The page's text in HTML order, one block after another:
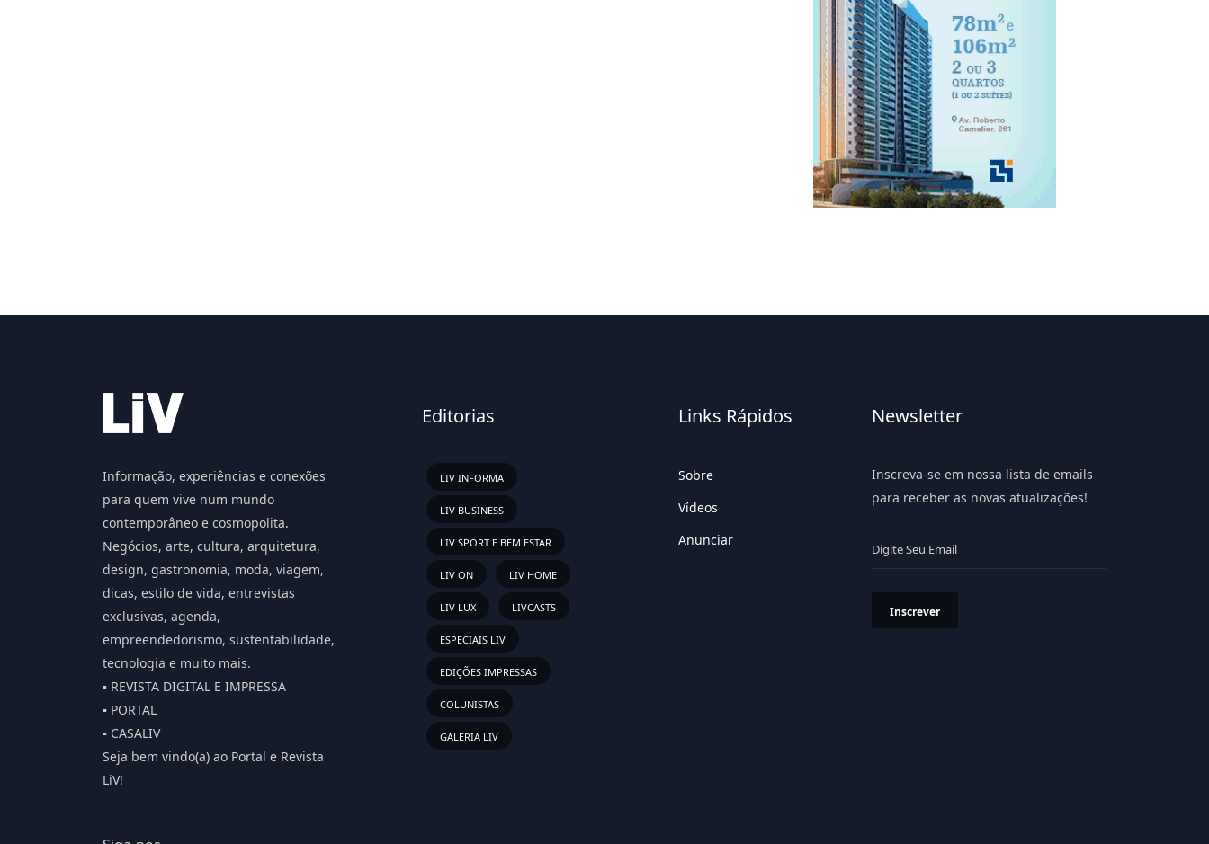
Informação, experiências e conexões
para quem vive num mundo
contemporâneo e cosmopolita.
Negócios, arte, cultura, arquitetura,
design, gastronomia, moda, viagem,
dicas, estilo de vida, entrevistas
exclusivas, agenda,
empreendedorismo, sustentabilidade,
tecnologia e muito mais.
▪️ REVISTA DIGITAL E IMPRESSA
▪️ PORTAL
▪️ CASALIV
Seja bem vindo(a) ao Portal e Revista
LiV!
Editorias
LIV INFORMA
LIV BUSINESS
LIV SPORT E BEM ESTAR
LIV ON LIV HOME
LIV LUX LIVCASTS
ESPECIAIS LIV
EDIÇÕES IMPRESSAS
COLUNISTAS
GALERIA LIV
Links Rápidos
Sobre
Vídeos
Anunciar
Newsletter
Inscreva-se em nossa lista de emails
para receber as novas atualizações!
Inscrever